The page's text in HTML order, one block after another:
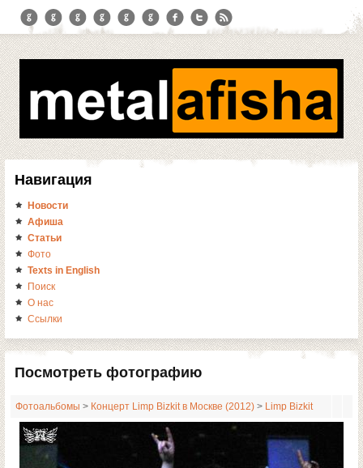
Навигация
Новости
Афиша
Статьи
Фото
Texts in English
Поиск
О нас
Ссылки
Посмотреть фотографию
Фотоальбомы > Концерт Limp Bizkit в Москве (2012) > Limp Bizkit